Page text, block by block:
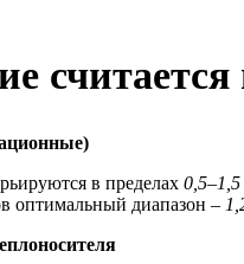
в пределах
оптимальный диапазон –